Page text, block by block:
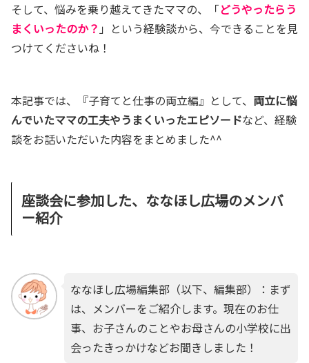
そして、悩みを乗り越えてきたママの、「どうやったらう
まくいったのか？ 」という経験談から、今できることを見
つけてくださいね！
本記事では、『子育てと仕事の両立編』として、 両立に悩
んでいたママの工夫やうまくいったエピソードなど、経験
談をお話いただいた内容をまとめました^^
座談会に参加した、ななほし広場のメンバ
ー紹介
ななほし広場編集部（以下、編集部）：まず
は、メンバーをご紹介します。現在のお仕
事、お子さんのことやお母さんの小学校に出
会ったきっかけなどお聞きしました！